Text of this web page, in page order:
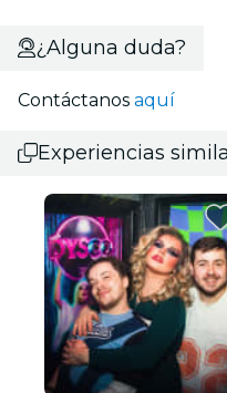
¿Alguna duda?
Contáctanos aquí
Experiencias